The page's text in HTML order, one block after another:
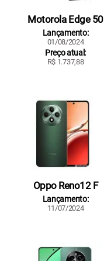
Motorola Edge 50
Lançamento:
01/08/2024
Preço atual:
R$ 1.737,88
Oppo Reno12 F
Lançamento:
11/07/2024